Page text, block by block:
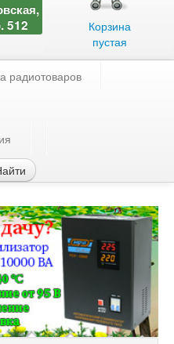
Корзина
пустая
512
радиотоваров